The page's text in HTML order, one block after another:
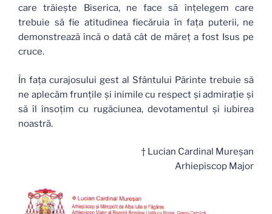
care trăieşte Biserica, ne face să înţelegem care
trebuie să fie atitudinea fiecăruia în faţa puterii, ne
demonstrează încă o dată cât de măreţ a fost Isus pe
cruce.
În faţa curajosului gest al Sfântului Părinte trebuie să
ne aplecăm frunţile şi inimile cu respect şi admiraţie şi
să îl însoţim cu rugăciunea, devotamentul şi iubirea
noastră.
† Lucian Cardinal Mureşan
Arhiepiscop Major